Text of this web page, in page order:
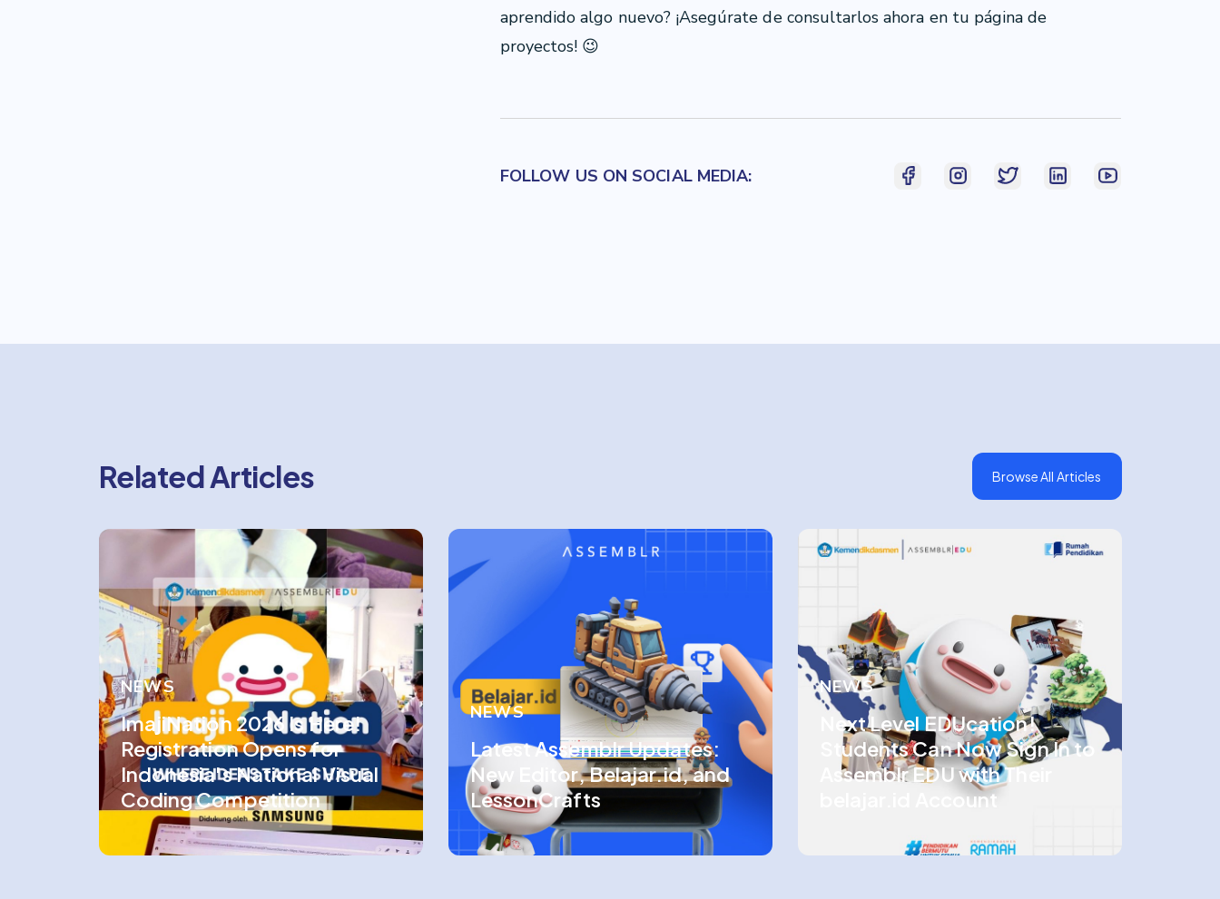
aprendido algo nuevo? ¡Asegúrate de consultarlos ahora en tu página de
proyectos! 😉
FOLLOW US ON SOCIAL MEDIA:
Related Articles Browse All Articles
NEWS
ImajiNation 2026 Is Here!
Registration Opens for
Indonesia's National Visual
Coding Competition
NEWS
Latest Assemblr Updates:
New Editor, Belajar.id, and
LessonCrafts
NEWS
Next Level EDUcation!
Students Can Now Sign In to
Assemblr EDU with Their
belajar.id Account